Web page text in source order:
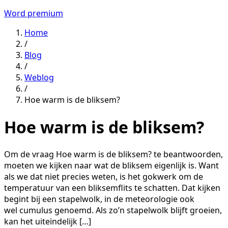
Word premium
Home
/
Blog
/
Weblog
/
Hoe warm is de bliksem?
Hoe warm is de bliksem?
Om de vraag Hoe warm is de bliksem? te beantwoorden,
moeten we kijken naar wat de bliksem eigenlijk is. Want
als we dat niet precies weten, is het gokwerk om de
temperatuur van een bliksemflits te schatten. Dat kijken
begint bij een stapelwolk, in de meteorologie ook
wel cumulus genoemd. Als zo’n stapelwolk blijft groeien,
kan het uiteindelijk […]